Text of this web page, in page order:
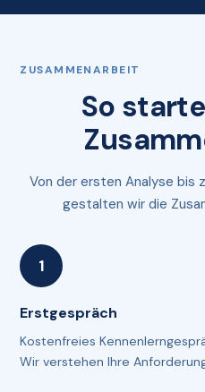
ZUSAMMENARBEIT
So
Von der ersten Analyse bis
gestalten wir die
Erstgespräch
Kostenfreies
Wir verstehen Ihre